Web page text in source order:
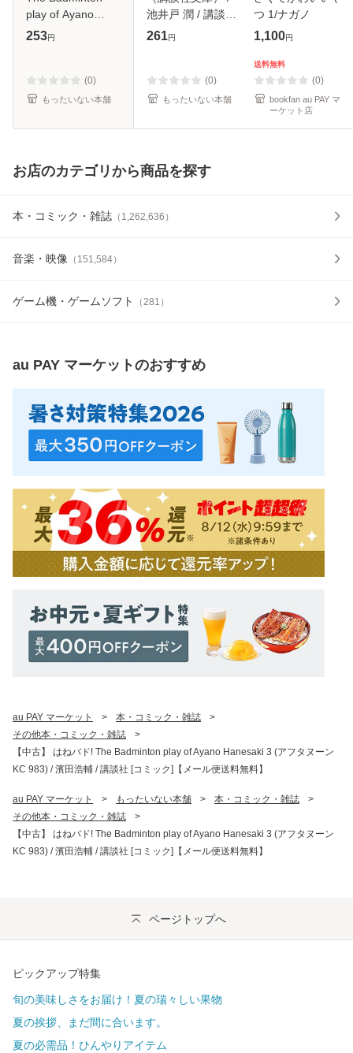
play of Ayano
Hanesaki 3 (アフ
[コミック]【メール
便送料無料
253円
(0)
もったいない本舗
池井戸 潤 / 講談社
[文庫]【メール便送
261円
(0)
もったいない本舗
つ 1/ナガノ
1,100円
送料無料
(0)
bookfan au PAY マ
ーケット店
お店のカテゴリから商品を探す
本・コミック・雑誌 （ 1,262,636 ）
音楽・映像 （ 151,584）
ゲーム機・ゲームソフト （281 ）
au PAY マーケットのおすすめ
au PAY マーケット > 本・コミック・雑誌
>
その他本・コミック・雑誌
>
【中古】 はねバド! The Badminton play of Ayano Hanesaki 3 (アフタヌーン
KC 983) / 濱田浩輔 / 講談社 [コミック]【メール便送料無料】
au PAY マーケット > もったいない本舗 > 本・コミック・雑誌
>
その他本・コミック・雑誌
>
【中古】 はねバド! The Badminton play of Ayano Hanesaki 3 (アフタヌーン
KC 983) / 濱田浩輔 / 講談社 [コミック]【メール便送料無料】
ページトップへ
ピックアップ特集
旬の美味しさをお届け！夏の瑞々しい果物
夏の挨拶、まだ間に合います。
夏の必需品！ひんやりアイテム